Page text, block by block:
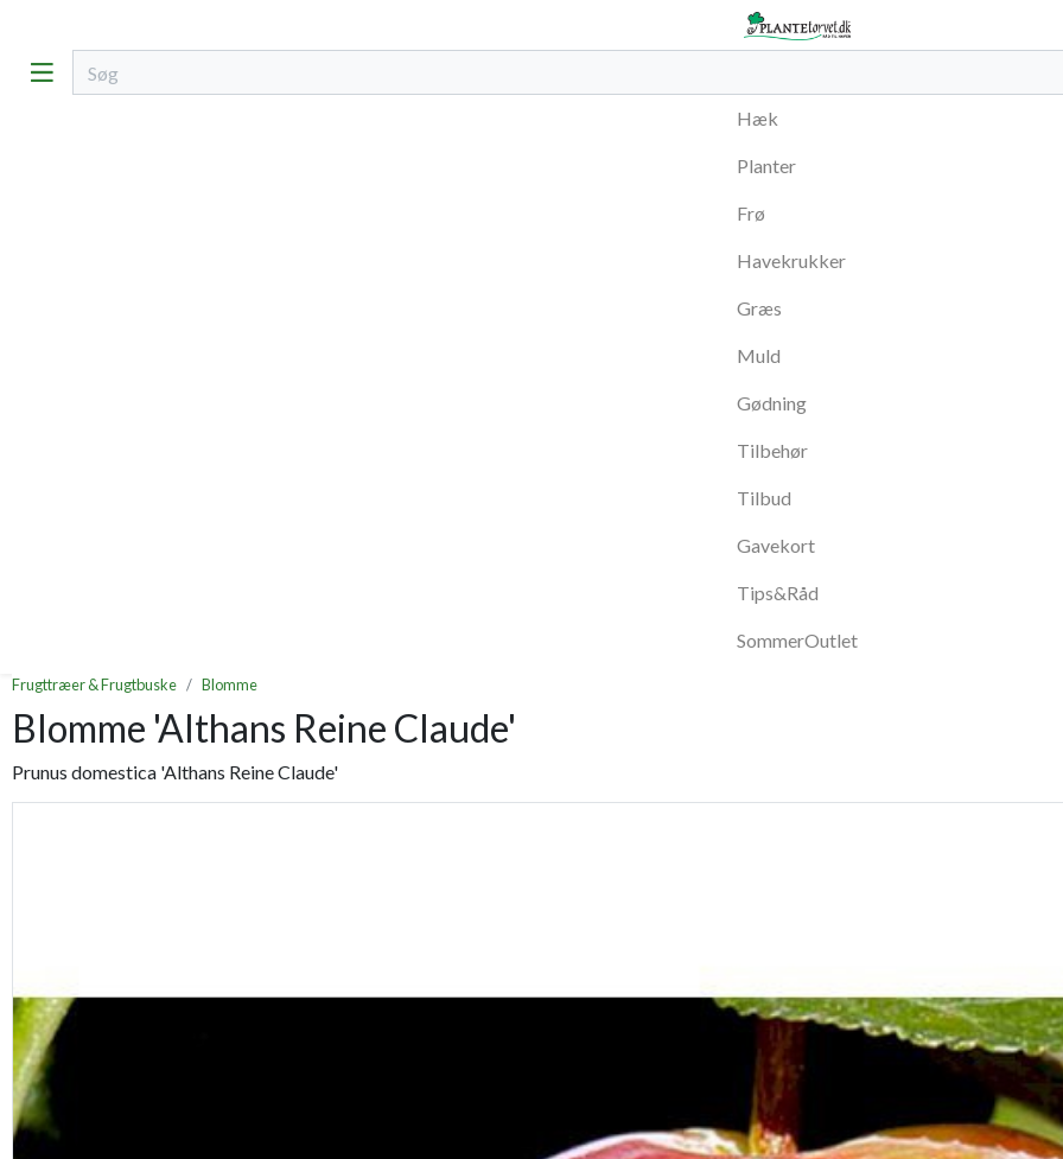
Hæk
Planter
Frø
Havekrukker
Græs
Muld
Gødning
Tilbehør
Tilbud
Gavekort
Tips&Råd
SommerOutlet
Frugttræer & Frugtbuske Blomme
Blomme 'Althans Reine Claude'
Prunus domestica 'Althans Reine Claude'